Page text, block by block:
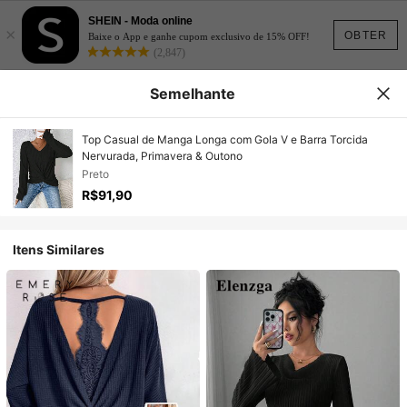
OBTER
×
SHEIN - Moda online
Baixe o App e ganhe cupom exclusivo de 15% OFF!
(2,847)
Semelhante
Top Casual de Manga Longa com Gola V e Barra Torcida
Nervurada, Primavera & Outono
Preto
R$91,90
Itens Similares